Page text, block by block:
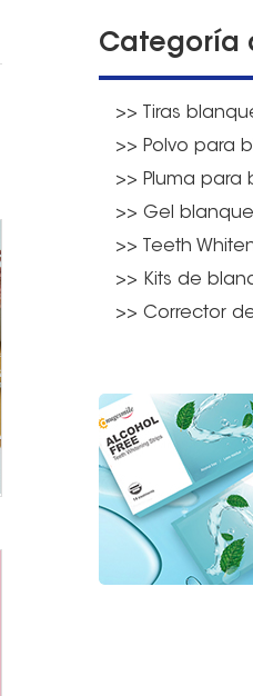
Categoría
>> Tiras
>> Polvo para
>> Pluma para
>> Gel
>> Teeth
>> Kits de
>> Corrector